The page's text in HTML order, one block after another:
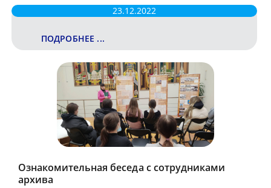
23.12.2022
ПОДРОБНЕЕ ...
Ознакомительная беседа с сотрудниками
архива